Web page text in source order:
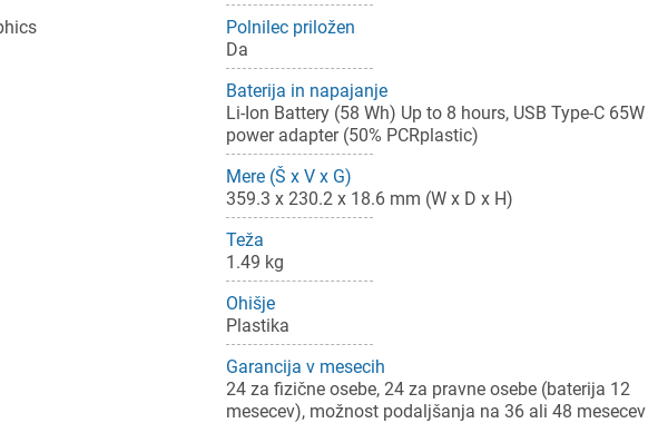
Polnilec priložen
Da
Baterija in napajanje
Li-Ion Battery (58 Wh) Up to 8 hours, USB Type-C 65W
power adapter (50% PCRplastic)
Mere (Š x V x G)
359.3 x 230.2 x 18.6 mm (W x D x H)
Teža
1.49 kg
Ohišje
Plastika
Garancija v mesecih
24 za fizične osebe, 24 za pravne osebe (baterija 12
mesecev), možnost podaljšanja na 36 ali 48 mesecev
Za dodajanje na seznam želja morate biti prijavljeni.